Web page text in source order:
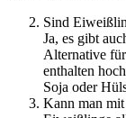
Sind
Ja, es gibt
Alternative
enthalten
Soja oder
Kann man